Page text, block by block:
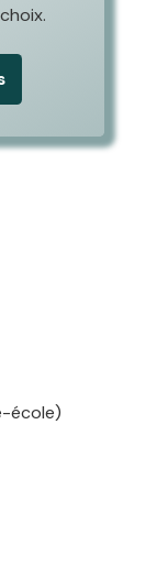
école)